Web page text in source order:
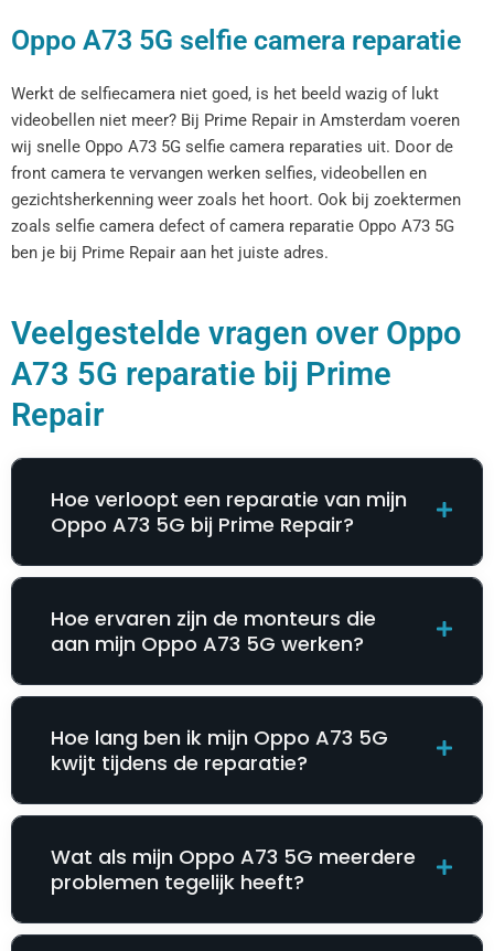
Oppo A73 5G selfie camera reparatie
Werkt de selfiecamera niet goed, is het beeld wazig of lukt
videobellen niet meer? Bij Prime Repair in Amsterdam voeren
wij snelle Oppo A73 5G selfie camera reparaties uit. Door de
front camera te vervangen werken selfies, videobellen en
gezichtsherkenning weer zoals het hoort. Ook bij zoektermen
zoals selfie camera defect of camera reparatie Oppo A73 5G
ben je bij Prime Repair aan het juiste adres.
Veelgestelde vragen over Oppo
A73 5G reparatie bij Prime
Repair
Hoe verloopt een reparatie van mijn
Oppo A73 5G bij Prime Repair?
Hoe ervaren zijn de monteurs die
aan mijn Oppo A73 5G werken?
Hoe lang ben ik mijn Oppo A73 5G
kwijt tijdens de reparatie?
Wat als mijn Oppo A73 5G meerdere
problemen tegelijk heeft?